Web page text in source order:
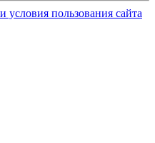
пользования сайта